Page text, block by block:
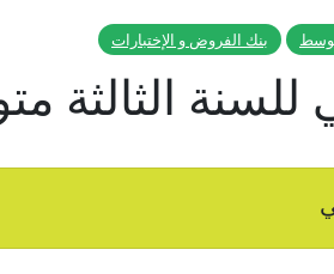
بنك الفروض و الإختبارات
الثالثة